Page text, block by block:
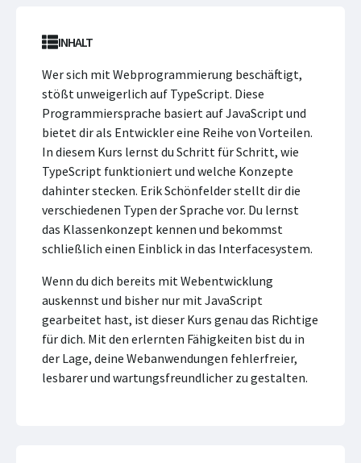
INHALT
Wer sich mit Webprogrammierung beschäftigt,
stößt unweigerlich auf TypeScript. Diese
Programmiersprache basiert auf JavaScript und
bietet dir als Entwickler eine Reihe von Vorteilen.
In diesem Kurs lernst du Schritt für Schritt, wie
TypeScript funktioniert und welche Konzepte
dahinter stecken. Erik Schönfelder stellt dir die
verschiedenen Typen der Sprache vor. Du lernst
das Klassenkonzept kennen und bekommst
schließlich einen Einblick in das Interfacesystem.
Wenn du dich bereits mit Webentwicklung
auskennst und bisher nur mit JavaScript
gearbeitet hast, ist dieser Kurs genau das Richtige
für dich. Mit den erlernten Fähigkeiten bist du in
der Lage, deine Webanwendungen fehlerfreier,
lesbarer und wartungsfreundlicher zu gestalten.